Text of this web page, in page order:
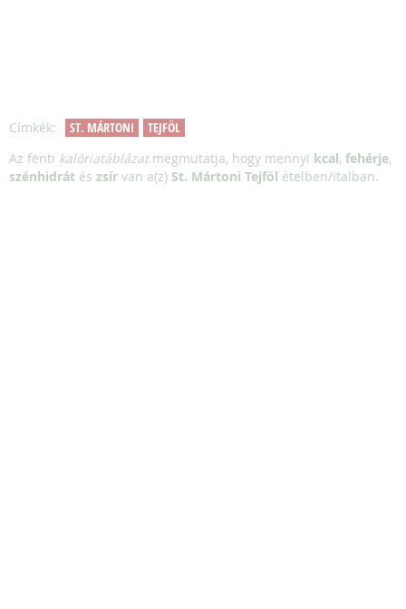
Címkék: ST. MÁRTONI
TEJFÖL
Az fenti kalóriatáblázatmegmutatja, hogy mennyi kcal, fehérje,
szénhidrát és zsír van a(z) St. Mártoni Tejföl ételben/italban.